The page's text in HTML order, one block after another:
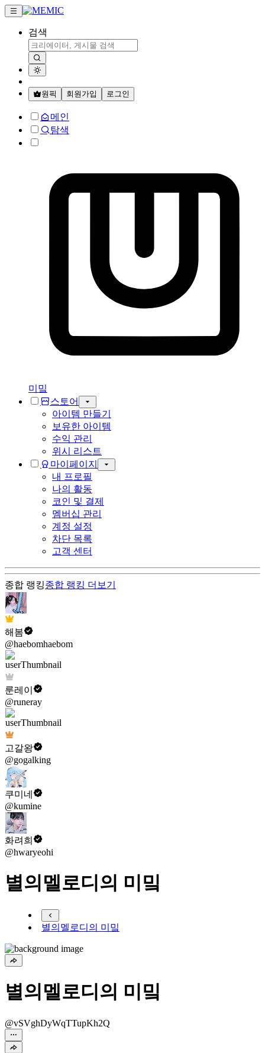
검색
원픽 회원가입 로그인
메인
탐색
미밐
스토어
아이템 만들기
보유한 아이템
수익 관리
위시 리스트
마이페이지
내 프로필
나의 활동
코인 및 결제
멤버십 관리
계정 설정
차단 목록
고객 센터
종합 랭킹종합 랭킹 더보기
해봄
@haebomhaebom
룬레이
@runeray
고갈왕
@gogalking
쿠미네
@kumine
화려희
@hwaryeohi
별의멜로디의 미밐
별의멜로디의 미밐
별의멜로디의 미밐
@vSVghDyWqTTupKh2Q